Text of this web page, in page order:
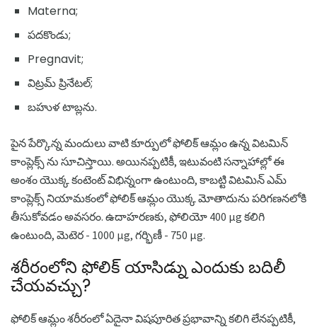
Materna;
పదకొండు;
Pregnavit;
విట్రమ్ ప్రినేటల్;
బహుళ టాబ్లను.
పైన పేర్కొన్న మందులు వాటి కూర్పులో ఫోలిక్ ఆమ్లం ఉన్న విటమిన్
కాంప్లెక్స్ ను సూచిస్తాయి. అయినప్పటికీ, ఇటువంటి సన్నాహాల్లో ఈ
అంశం యొక్క కంటెంట్ విభిన్నంగా ఉంటుంది, కాబట్టి విటమిన్ ఎమ్
కాంప్లెక్స్ నియామకంలో ఫోలిక్ ఆమ్లం యొక్క మోతాదును పరిగణనలోకి
తీసుకోవడం అవసరం. ఉదాహరణకు, ఫోలియో 400 μg కలిగి
ఉంటుంది, మెటెర - 1000 μg, గర్భిణీ - 750 μg.
శరీరంలోని ఫోలిక్ యాసిడ్ను ఎందుకు బదిలీ
చేయవచ్చు?
ఫోలిక్ ఆమ్లం శరీరంలో ఏదైనా విషపూరిత ప్రభావాన్ని కలిగి లేనప్పటికీ,